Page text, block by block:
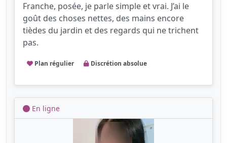
Franche, posée, je parle simple et vrai. J’ai le
goût des choses nettes, des mains encore
tièdes du jardin et des regards qui ne trichent
pas.
Plan régulier Discrétion absolue
En ligne